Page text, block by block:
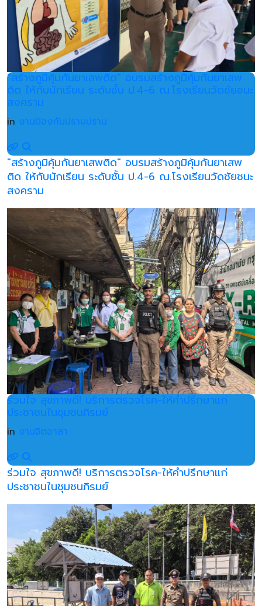
"สร้างภูมิคุ้มกันยาเสพติด" อบรมสร้างภูมิคุ้มกันยาเสพ
ติด ให้กับนักเรียน ระดับชั้น ป.4-6 ณ.โรงเรียนวัดชัยชนะ
สงคราม
in งานป้องกันปราบปราม
"สร้างภูมิคุ้มกันยาเสพติด" อบรมสร้างภูมิคุ้มกันยาเสพ
ติด ให้กับนักเรียน ระดับชั้น ป.4-6 ณ.โรงเรียนวัดชัยชนะ
สงคราม
ร่วมใจ สุขภาพดี! บริการตรวจโรค-ให้คำปรึกษาแก่
ประชาชนในชุมชนภิรมย์
in งานจิตอาสา
ร่วมใจ สุขภาพดี! บริการตรวจโรค-ให้คำปรึกษาแก่
ประชาชนในชุมชนภิรมย์